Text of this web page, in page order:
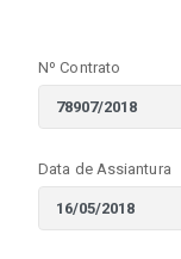
Nº Contrato
Data de Assiantura